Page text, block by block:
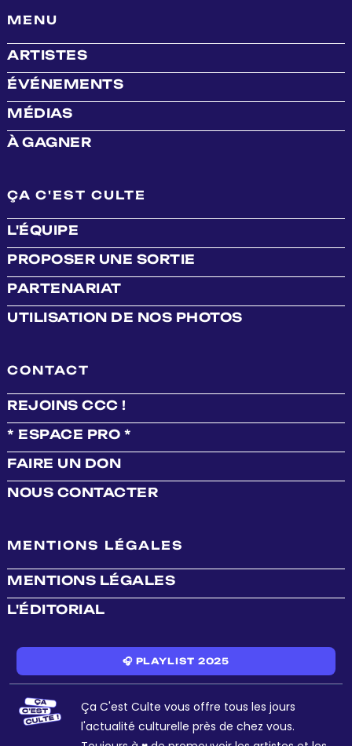
MENU
ARTISTES
ÉVÉNEMENTS
MÉDIAS
À GAGNER
ÇA C'EST CULTE
L'ÉQUIPE
PROPOSER UNE SORTIE
PARTENARIAT
UTILISATION DE NOS PHOTOS
CONTACT
REJOINS CCC !
* ESPACE PRO *
FAIRE UN DON
NOUS CONTACTER
MENTIONS LÉGALES
MENTIONS LÉGALES
L'ÉDITORIAL
🎧 PLAYLIST 2025
Ça C'est Culte vous offre tous les jours
l'actualité culturelle près de chez vous.